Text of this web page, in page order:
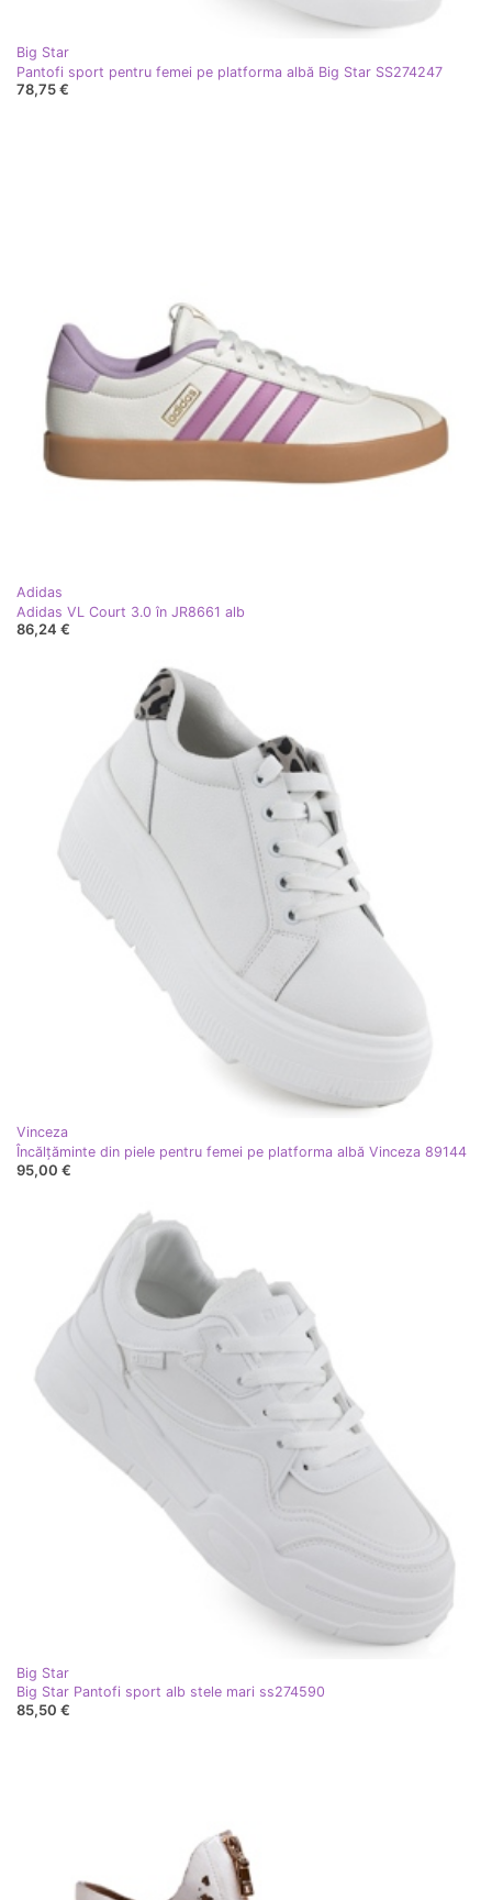
Big Star
Pantofi sport pentru femei pe platforma albă Big Star SS274247
78,75 €
Adidas
Adidas VL Court 3.0 în JR8661 alb
86,24 €
Vinceza
Încălțăminte din piele pentru femei pe platforma albă Vinceza 89144
95,00 €
Big Star
Big Star Pantofi sport alb stele mari ss274590
85,50 €